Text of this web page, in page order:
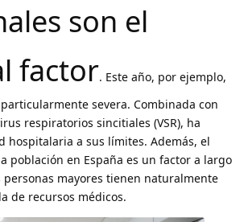
son el
factor. Este año, por ejemplo,
severa. Combinada con
respiratorios sincitiales (VSR), ha
hospitalaria a sus límites. Además, el
población en España es un factor a largo
personas mayores tienen naturalmente
de recursos médicos.